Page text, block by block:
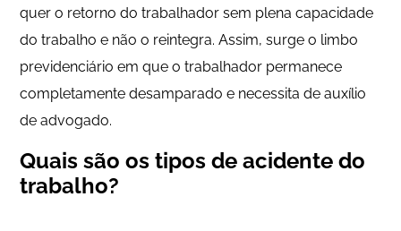
quer o retorno do trabalhador sem plena capacidade
do trabalho e não o reintegra. Assim, surge o limbo
previdenciário em que o trabalhador permanece
completamente desamparado e necessita de auxílio
de advogado.
Quais são os tipos de acidente do
trabalho?